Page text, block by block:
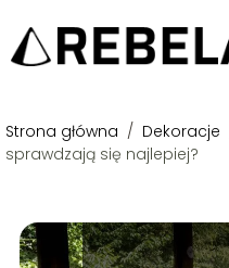
Strona główna / Dekoracje
sprawdzają się najlepiej?